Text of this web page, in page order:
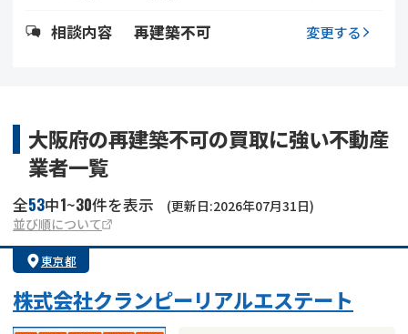
再建築不可 底地
ゴミ屋敷
リースバック
不動産売却 再建築不可物件
訳あり不動産
土地売却
借地 不動産リースバック
任意売却
アンケート調査
相談内容 再建築不可 変更する
大阪府の再建築不可の買取に強い不動産
業者一覧
全53中1~30件を表示
(更新日:2026年07月31日)
並び順について
東京都
株式会社クランピーリアルエステート